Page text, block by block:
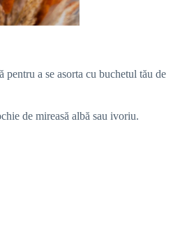
a se asorta cu buchetul tău de
de mireasă albă sau ivoriu.